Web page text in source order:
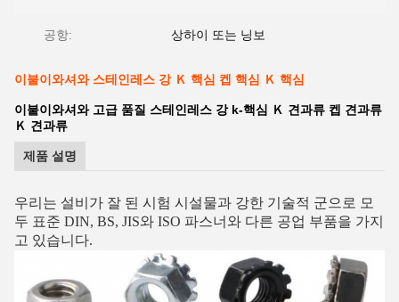
공항: 상하이 또는 닝보
이붙이와셔와 스테인레스 강 Ｋ 핵심 켑 핵심 Ｋ 핵심
이붙이와셔와 고급 품질 스테인레스 강 k-핵심 Ｋ 견과류 켑 견과류
Ｋ 견과류
제품 설명
우리는 설비가 잘 된 시험 시설물과 강한 기술적 군으로 모
두 표준 DIN, BS, JIS와 ISO 파스너와 다른 공업 부품을 가지
고 있습니다.